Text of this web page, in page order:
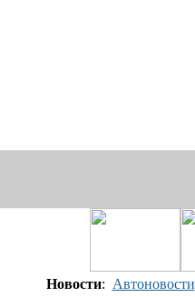
Новости: Автоновости